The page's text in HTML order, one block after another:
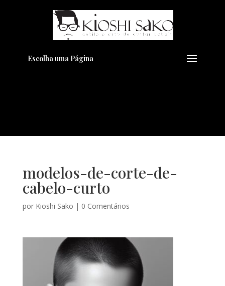
Escolha uma Página
modelos-de-corte-de-
cabelo-curto
por Kioshi Sako | 0 Comentários
Pensando em transformar seu
Visual??